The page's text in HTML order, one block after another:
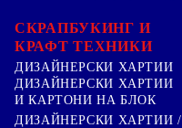
СКРАПБУКИНГ И
КРАФТ ТЕХНИКИ
ДИЗАЙНЕРСКИ ХАРТИИ
ДИЗАЙНЕРСКИ ХАРТИИ
И КАРТОНИ НА БЛОК
ДИЗАЙНЕРСКИ ХАРТИИ /